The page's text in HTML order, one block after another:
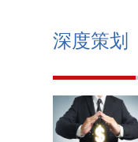
深度策划